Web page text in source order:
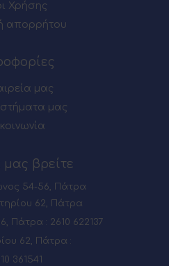
Χρήσης
απορρήτου
μας
μας
μας βρείτε
54-56, Πάτρα
62, Πάτρα
Πάτρα : 2610 622137
62, Πάτρα :
361541